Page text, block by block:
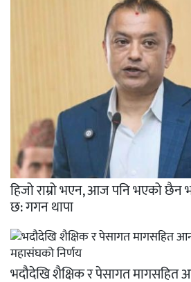
हिजो राम्रो भएन, आज पनि भएको छैन
छ: गगन थापा
भदौदेखि शैक्षिक र पेसागत मागसहित